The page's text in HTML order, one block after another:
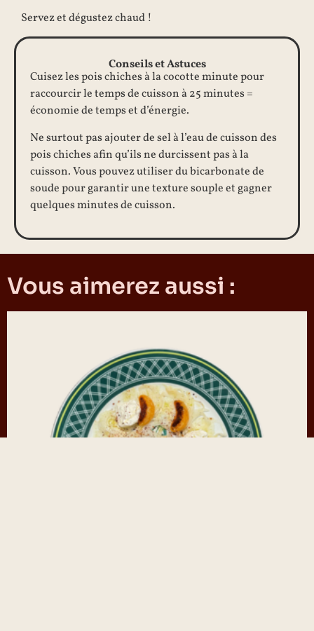
Servez et dégustez chaud !
Conseils et Astuces
Cuisez les pois chiches à la cocotte minute pour
raccourcir le temps de cuisson à 25 minutes =
économie de temps et d’énergie.
Ne surtout pas ajouter de sel à l’eau de cuisson des
pois chiches afin qu’ils ne durcissent pas à la
cuisson. Vous pouvez utiliser du bicarbonate de
soude pour garantir une texture souple et gagner
quelques minutes de cuisson.
Vous aimerez aussi :